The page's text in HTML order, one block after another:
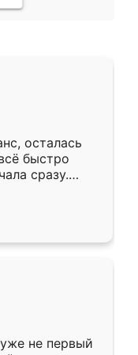
осталась
быстро
сразу.
подошёл к
Собрали
даже
не первый